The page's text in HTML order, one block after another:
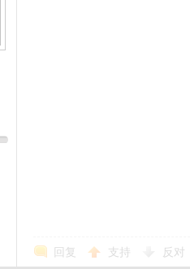
回复 支持 反对